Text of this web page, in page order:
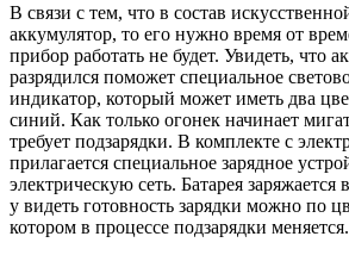
В связи с тем, что в состав
аккумулятор, то его нужно время от
прибор работать не будет. Увидеть, что
разрядился поможет специальное
индикатор, который может иметь два
синий. Как только огонек начинает
требует подзарядки. В комплекте с
прилагается специальное зарядное
электрическую сеть. Батарея заряжается
у видеть готовность зарядки можно по
котором в процессе подзарядки меняется.